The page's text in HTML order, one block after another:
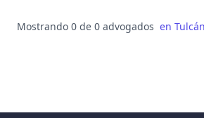
Mostrando 0 de 0 advogados en Tulcán